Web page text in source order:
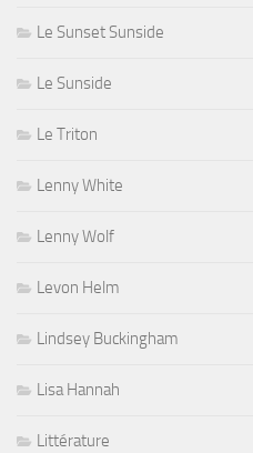
Le Sunset Sunside
Le Sunside
Le Triton
Lenny White
Lenny Wolf
Levon Helm
Lindsey Buckingham
Lisa Hannah
Littérature